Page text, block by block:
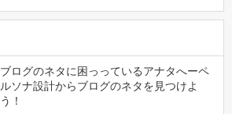
ブログのネタに困っっているアナタへーペ
ルソナ設計からブログのネタを見つけよ
う！